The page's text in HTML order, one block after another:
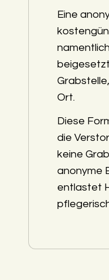
Eine
beigesetzt
Ort.
Diese
die
keine
anonyme
entlastet